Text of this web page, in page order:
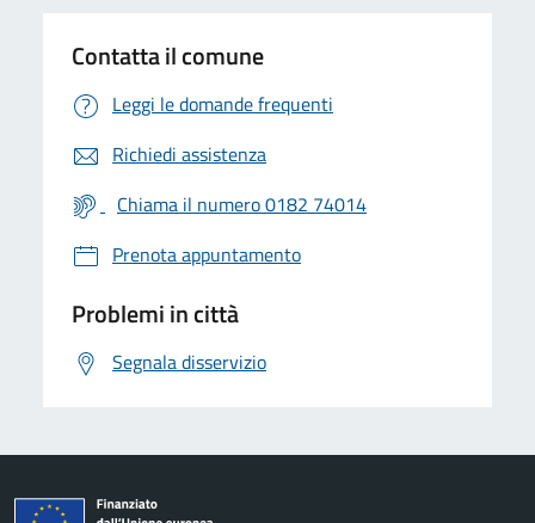
Contatta il comune
Leggi le domande frequenti
Richiedi assistenza
Chiama il numero 0182 74014
Prenota appuntamento
Problemi in città
Segnala disservizio